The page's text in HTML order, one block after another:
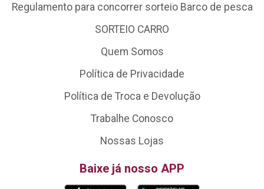
Regulamento para concorrer sorteio Barco de pesca
SORTEIO CARRO
Quem Somos
Política de Privacidade
Política de Troca e Devolução
Trabalhe Conosco
Nossas Lojas
Baixe já nosso APP